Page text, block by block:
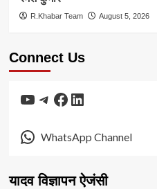
R.Khabar Team August 5, 2026
Connect Us
YouTube
Telegram
Facebook
LinkedIn
WhatsApp Channel
यादव विज्ञापन ऐजंसी